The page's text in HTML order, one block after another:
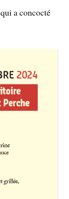
a concocté